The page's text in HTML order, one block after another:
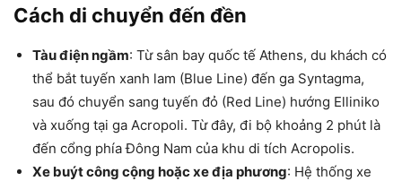
Cách di chuyển đến đền
Tàu điện ngầm: Từ sân bay quốc tế Athens, du khách có
thể bắt tuyến xanh lam (Blue Line) đến ga Syntagma,
sau đó chuyển sang tuyến đỏ (Red Line) hướng Elliniko
và xuống tại ga Acropoli. Từ đây, đi bộ khoảng 2 phút là
đến cổng phía Đông Nam của khu di tích Acropolis.
Xe buýt công cộng hoặc xe địa phương: Hệ thống xe